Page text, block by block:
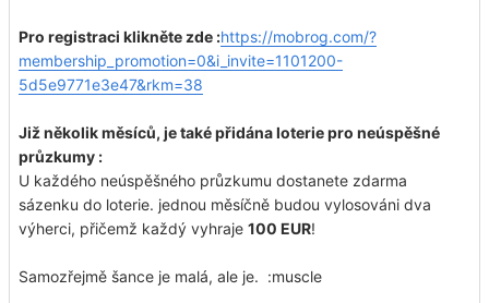
Pro registraci klikněte zde :https://mobrog.com/?
membership_promotion=0&i_invite=1101200-
5d5e9771e3e47&rkm=38
Již několik měsíců, je také přidána loterie pro neúspěšné
průzkumy :
U každého neúspěšného průzkumu dostanete zdarma
sázenku do loterie. jednou měsíčně budou vylosováni dva
výherci, přičemž každý vyhraje 100 EUR!
Samozřejmě šance je malá, ale je. :muscle